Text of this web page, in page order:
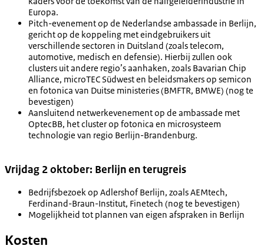
Europa.
Pitch-evenement op de Nederlandse ambassade in Berlijn,
gericht op de koppeling met eindgebruikers uit
verschillende sectoren in Duitsland (zoals telecom,
automotive, medisch en defensie). Hierbij zullen ook
clusters uit andere regio’s aanhaken, zoals Bavarian Chip
Alliance, microTEC Südwest en beleidsmakers op semicon
en fotonica van Duitse ministeries (BMFTR, BMWE) (nog te
bevestigen)
Aansluitend netwerkevenement op de ambassade met
OptecBB, het cluster op fotonica en microsysteem
technologie van regio Berlijn-Brandenburg.
Vrijdag 2 oktober: Berlijn en terugreis
Bedrijfsbezoek op Adlershof Berlijn, zoals AEMtech,
Ferdinand-Braun-Institut, Finetech (nog te bevestigen)
Mogelijkheid tot plannen van eigen afspraken in Berlijn
Kosten